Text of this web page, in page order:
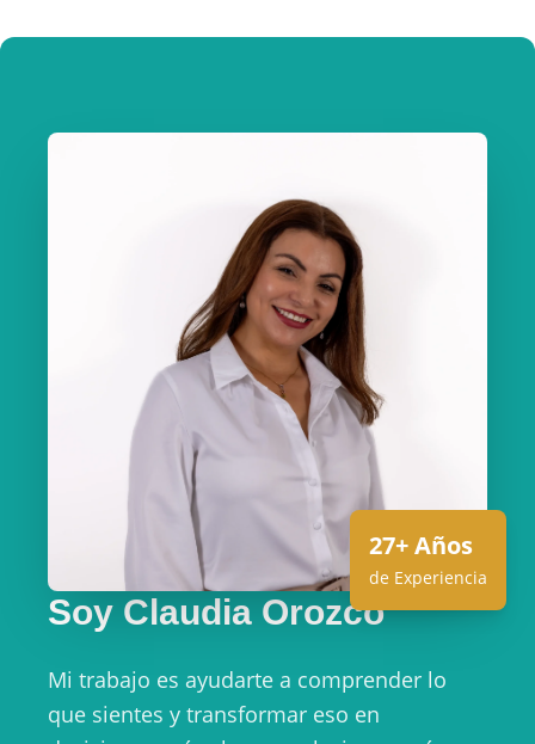
27+ Años
de Experiencia
Soy Claudia Orozco
Mi trabajo es ayudarte a comprender lo
que sientes y transformar eso en